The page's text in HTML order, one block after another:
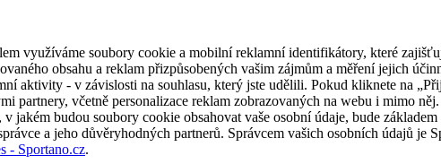
využíváme soubory cookie a mobilní reklamní identifikátory, které
obsahu a reklam přizpůsobených vašim zájmům a měření jejich
aktivity - v závislosti na souhlasu, který jste udělili. Pokud kliknete na
včetně personalizace reklam zobrazovaných na webu i mimo
jakém budou soubory cookie obsahovat vaše osobní údaje, bude
a jeho důvěryhodných partnerů. Správcem vašich osobních údajů je
- Sportano.cz.